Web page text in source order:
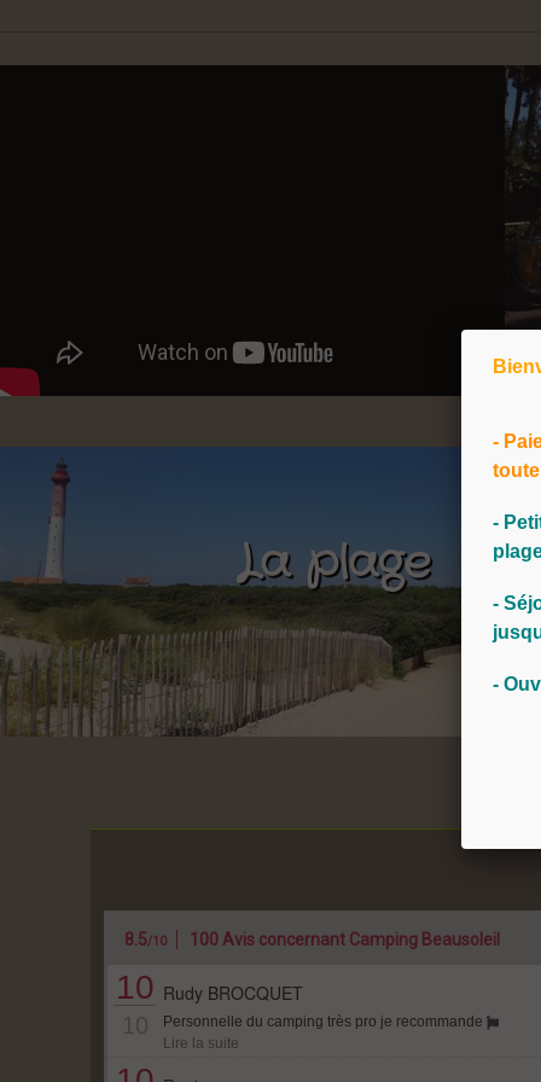
le temps de votre séjour et de
balades, du marché, des
Emplacements camping, mobil homes
alternant ombre et soleil vous
confort optimal et pouvant
Des vacances détente pour toute la
multitude d'activités : piscine
Venez profiter de notre situation
la voiture le temps de votre séjour.
les commerces, les restaurants, les
En pleine nature
Les plages de sable fin, des
Palmyre, vous attendent et vous
La plage
-
-
-
-